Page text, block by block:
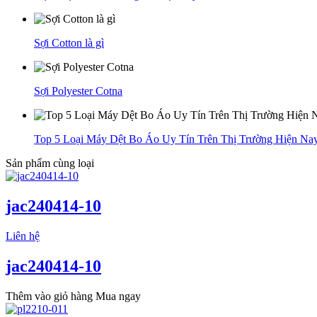
Sợi Cotton là gì
Sợi Polyester Cotna
Top 5 Loại Máy Dệt Bo Áo Uy Tín Trên Thị Trường Hiện
Sản phẩm cùng loại
jac240414-10
Liên hệ
jac240414-10
Thêm vào giỏ hàng Mua ngay